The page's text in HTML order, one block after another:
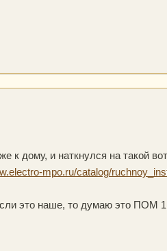
к дому, и наткнулся на такой
mpo.ru/catalog/
это наше, то думаю это ПОМ